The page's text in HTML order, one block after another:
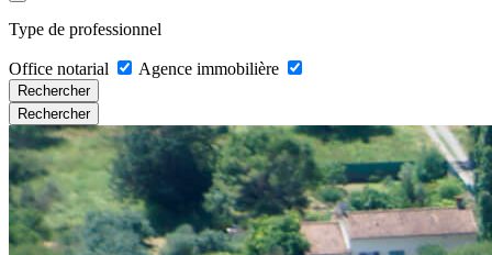
Type de professionnel
Office notarial Agence immobilière
Rechercher
Rechercher